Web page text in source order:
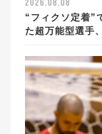
2026.08.08
“フィクソ定着”
た超万能型選手